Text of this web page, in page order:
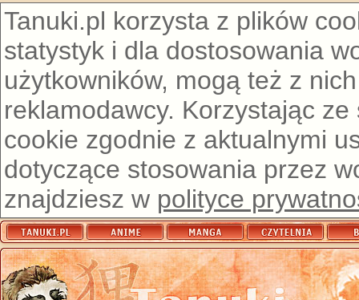
Tanuki.pl korzysta z plików
statystyk i dla dostosowania
użytkowników, mogą też z
reklamodawcy. Korzystając
cookie zgodnie z aktualnymi
dotyczące stosowania przez
znajdziesz w polityce